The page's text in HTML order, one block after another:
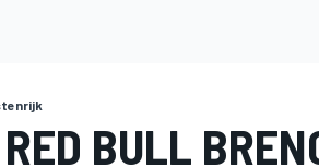
BULL